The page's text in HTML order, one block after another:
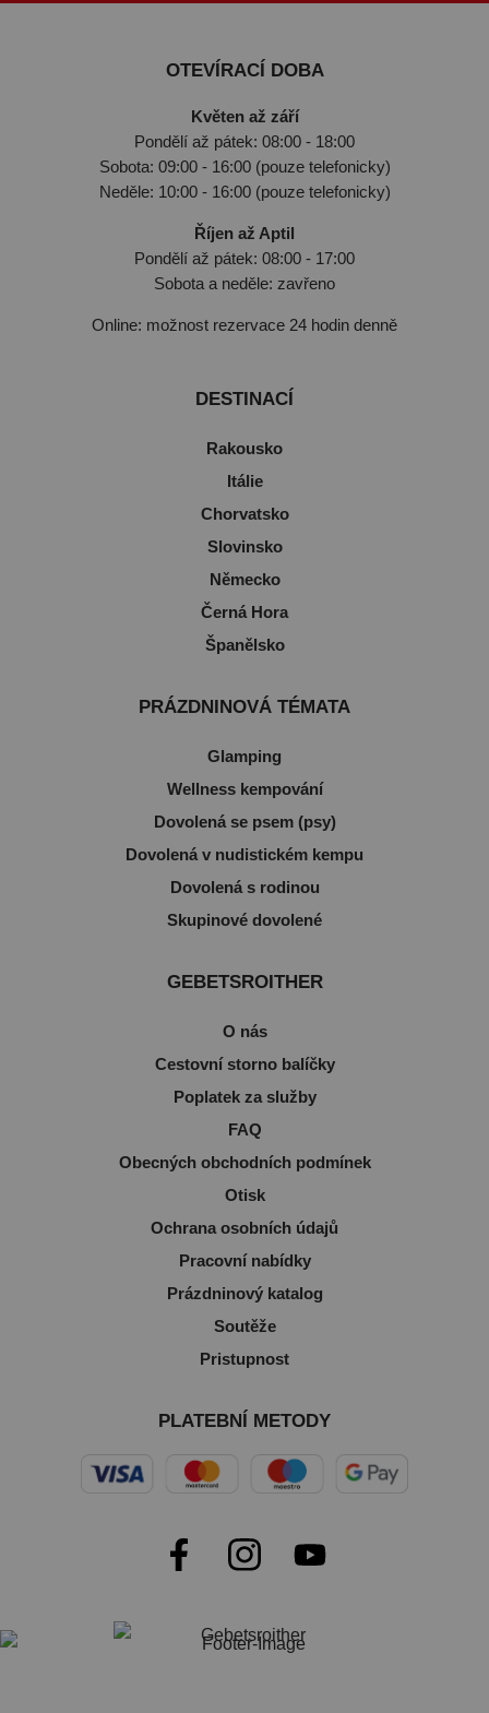
OTEVÍRACÍ DOBA
Květen až září
Pondělí až pátek: 08:00 - 18:00
Sobota: 09:00 - 16:00 (pouze telefonicky)
Neděle: 10:00 - 16:00 (pouze telefonicky)
Říjen až Aptil
Pondělí až pátek: 08:00 - 17:00
Sobota a neděle: zavřeno
Online: možnost rezervace 24 hodin denně
DESTINACÍ
Rakousko
Itálie
Chorvatsko
Slovinsko
Německo
Černá Hora
Španělsko
PRÁZDNINOVÁ TÉMATA
Glamping
Wellness kempování
Dovolená se psem (psy)
Dovolená v nudistickém kempu
Dovolená s rodinou
Skupinové dovolené
GEBETSROITHER
O nás
Cestovní storno balíčky
Poplatek za služby
FAQ
Obecných obchodních podmínek
Otisk
Ochrana osobních údajů
Pracovní nabídky
Prázdninový katalog
Soutěže
Pristupnost
PLATEBNÍ METODY